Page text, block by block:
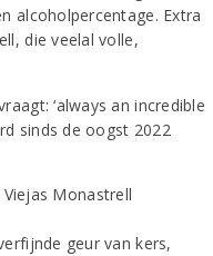
alcoholpercentage. Extra
die veelal volle,
‘always an incredible
sinds de oogst 2022
geur van kers,